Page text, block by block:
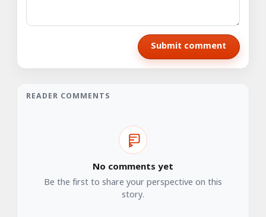
Submit comment
READER COMMENTS
No comments yet
Be the first to share your perspective on this
story.